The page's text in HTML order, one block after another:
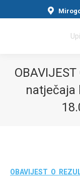
natječaja
OBAVIJEST O